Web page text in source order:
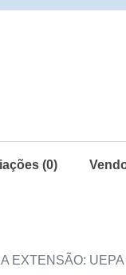
(0)
EXTENSÃO: